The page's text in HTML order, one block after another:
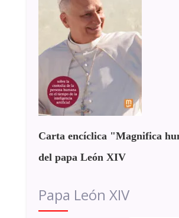
Carta encíclica "Magnifica
del papa León XIV
Papa León XIV